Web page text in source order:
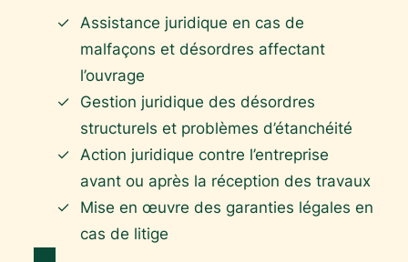
Assistance juridique en cas de
malfaçons et désordres affectant
l’ouvrage
Gestion juridique des désordres
structurels et problèmes d’étanchéité
Action juridique contre l’entreprise
avant ou après la réception des travaux
Mise en œuvre des garanties légales en
cas de litige